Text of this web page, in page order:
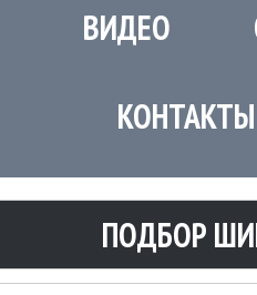
ВИДЕО
КОНТАКТЫ
ПОДБОР